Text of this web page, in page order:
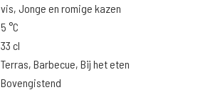
vis, Jonge en romige kazen
5 °C
33 cl
Terras, Barbecue, Bij het eten
Bovengistend